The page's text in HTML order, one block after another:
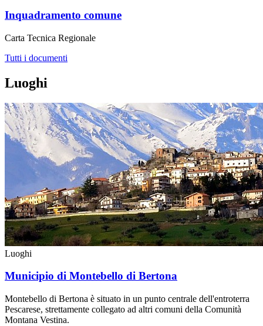
Inquadramento comune
Carta Tecnica Regionale
Tutti i documenti
Luoghi
Luoghi
Municipio di Montebello di Bertona
Montebello di Bertona è situato in un punto centrale dell'entroterra
Pescarese, strettamente collegato ad altri comuni della Comunità
Montana Vestina.